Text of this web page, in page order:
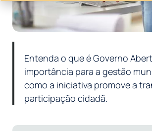
Entenda o que é Governo
importância para a gestão
como a iniciativa promove a
participação cidadã.